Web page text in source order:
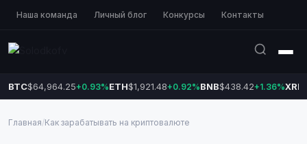
Наша команда Личный блог Конкурсы Контакты
BTC$64,964.25+0.93%ETH$1,921.48+0.92%BNB$438.42+1.36%XRP
Главная/Как зарабатывать на криптовалюте